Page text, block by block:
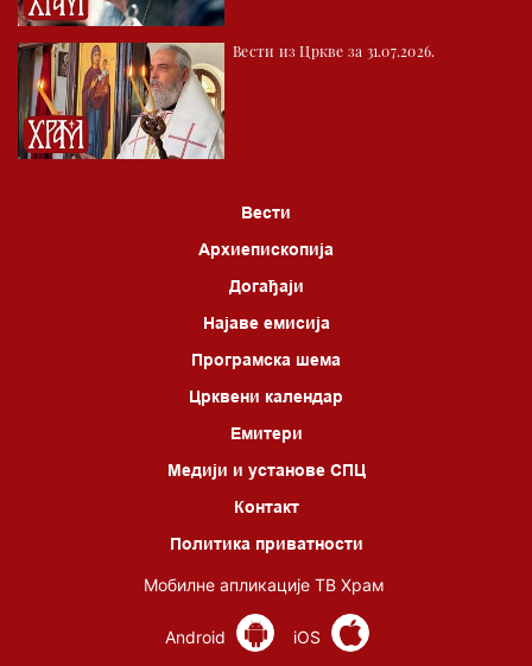
Вести из Цркве за 31.07.2026.
Вести
Архиепископија
Догађаји
Најаве емисија
Програмска шема
Црквени календар
Емитери
Медији и установе СПЦ
Контакт
Политика приватности
Мобилне апликације ТВ Храм
Android iOS